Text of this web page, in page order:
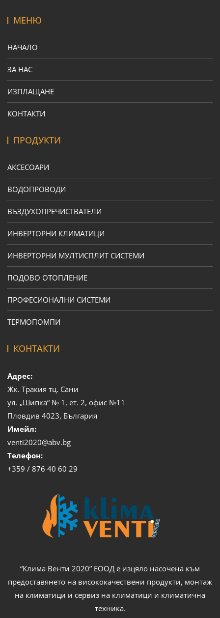
МЕНЮ
НАЧАЛО
ЗА НАС
ИЗПЛАЩАНЕ
КОНТАКТИ
ПРОДУКТИ
АКСЕСОАРИ
ВОДОПРОВОДИ
ВЪЗДУХОПРЕЧИСТВАТЕЛИ
ИНВЕРТОРНИ КЛИМАТИЦИ
ИНВЕРТОРНИ МУЛТИСПЛИТ СИСТЕМИ
ПОДОВО ОТОПЛЕНИЕ
ПРОФЕСИОНАЛНИ СИСТЕМИ
ТЕРМОПОМПИ
КОНТАКТИ
Адрес:
Жк. Тракия тц. Сани
ул. „Шипка“ № 1, ет. 2, офис №11
Пловдив 4023, България
Имейл:
venti2020@abv.bg
Телефон:
+359 / 876 40 60 29
“Клима Венти 2020” ЕООД е изцяло насочена към
предоставянето на висококачествени продукти, монтаж
на климатици и сервиз на климатици и климатична
техника.